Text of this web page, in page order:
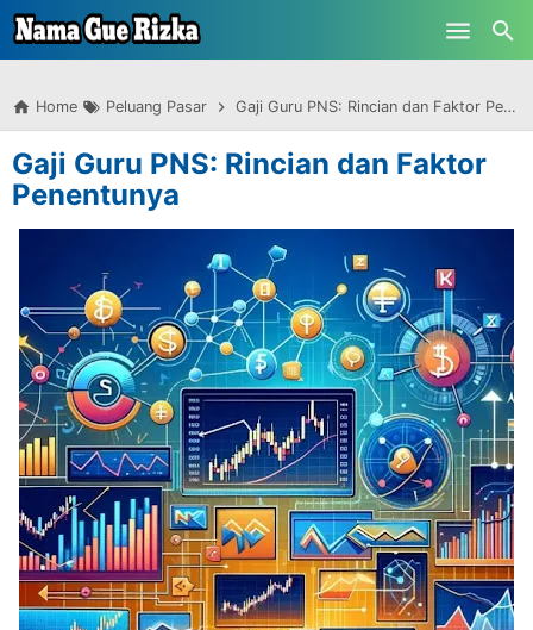
-->
Skip to main content
Home Peluang Pasar Gaji Guru PNS: Rincian dan Faktor Penentunya
Gaji Guru PNS: Rincian dan Faktor
Penentunya